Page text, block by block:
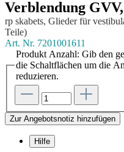
Verblendung
rp skabets, Glieder für
Teile)
Art. Nr. 7201001611
Produkt Anzahl: Gib den
die Schaltflächen um die
reduzieren.
Zur Angebotsnotiz hinzufügen
Hilfe